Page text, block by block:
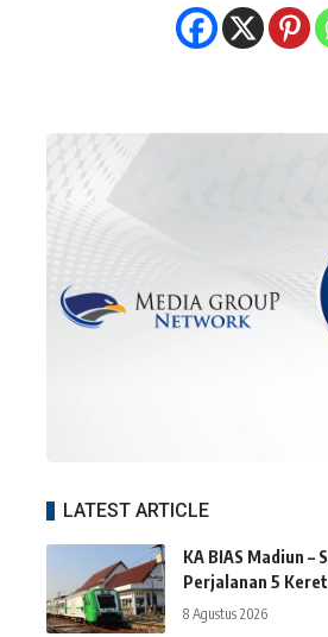
LATEST ARTICLE
KA BIAS Madiun –
Perjalanan 5
8 Agustus 2026